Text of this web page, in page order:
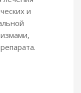
и